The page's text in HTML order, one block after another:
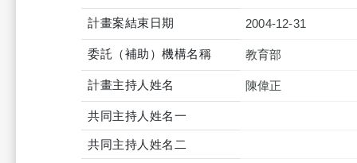
計畫案結束日期 2004-12-31
委託（補助）機構名稱 教育部
計畫主持人姓名 陳偉正
共同主持人姓名一
共同主持人姓名二